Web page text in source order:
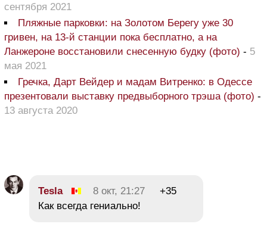
сентября 2021
Пляжные парковки: на Золотом Берегу уже 30
гривен, на 13-й станции пока бесплатно, а на
Ланжероне восстановили снесенную будку (фото) - 5
мая 2021
Гречка, Дарт Вейдер и мадам Витренко: в Одессе
презентовали выставку предвыборного трэша (фото) -
13 августа 2020
Tesla 8 окт, 21:27
+35
Как всегда гениально!